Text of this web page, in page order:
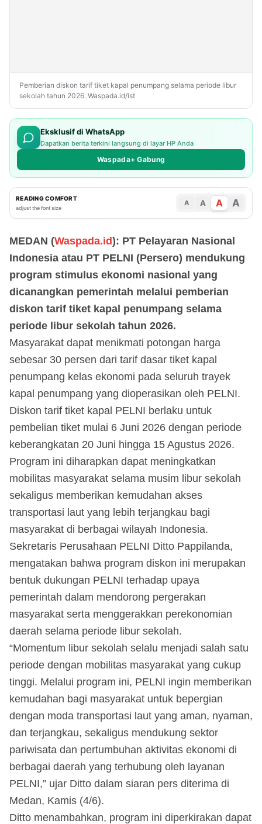
Pemberian diskon tarif tiket kapal penumpang selama periode libur
sekolah tahun 2026. Waspada.id/ist
Eksklusif di WhatsApp
Dapatkan berita terkini langsung di layar HP Anda
Waspada+ Gabung
READING COMFORT
adjust the font size
A A A A
MEDAN (Waspada.id): PT Pelayaran Nasional
Indonesia atau PT PELNI (Persero) mendukung
program stimulus ekonomi nasional yang
dicanangkan pemerintah melalui pemberian
diskon tarif tiket kapal penumpang selama
periode libur sekolah tahun 2026.
Masyarakat dapat menikmati potongan harga
sebesar 30 persen dari tarif dasar tiket kapal
penumpang kelas ekonomi pada seluruh trayek
kapal penumpang yang dioperasikan oleh PELNI.
Diskon tarif tiket kapal PELNI berlaku untuk
pembelian tiket mulai 6 Juni 2026 dengan periode
keberangkatan 20 Juni hingga 15 Agustus 2026.
Program ini diharapkan dapat meningkatkan
mobilitas masyarakat selama musim libur sekolah
sekaligus memberikan kemudahan akses
transportasi laut yang lebih terjangkau bagi
masyarakat di berbagai wilayah Indonesia.
Sekretaris Perusahaan PELNI Ditto Pappilanda,
mengatakan bahwa program diskon ini merupakan
bentuk dukungan PELNI terhadap upaya
pemerintah dalam mendorong pergerakan
masyarakat serta menggerakkan perekonomian
daerah selama periode libur sekolah.
“Momentum libur sekolah selalu menjadi salah satu
periode dengan mobilitas masyarakat yang cukup
tinggi. Melalui program ini, PELNI ingin memberikan
kemudahan bagi masyarakat untuk bepergian
dengan moda transportasi laut yang aman, nyaman,
dan terjangkau, sekaligus mendukung sektor
pariwisata dan pertumbuhan aktivitas ekonomi di
berbagai daerah yang terhubung oleh layanan
PELNI,” ujar Ditto dalam siaran pers diterima di
Medan, Kamis (4/6).
Ditto menambahkan, program ini diperkirakan dapat